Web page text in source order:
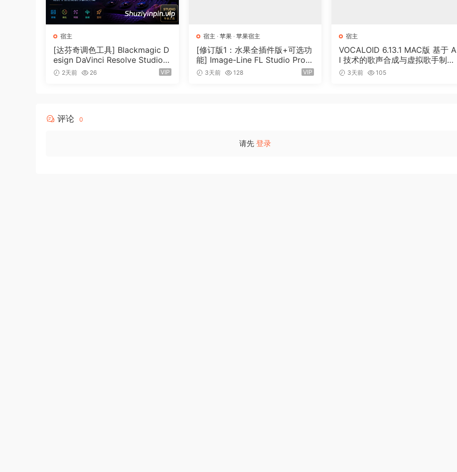
宿主
[达芬奇调色工具] Blackmagic D
esign DaVinci Resolve Studio 2
1.0.4 Build 5 x64-R2R [WiN]
2天前 26 VIP
宿主 · 苹果· 苹果宿主
[修订版1：水果全插件版+可选功
能] Image-Line FL Studio Prod
ucer Edition v26.1.3.5336 (All P
3天前 128 VIP
宿主
VOCALOID 6.13.1 MAC版 基于 A
I 技术的歌声合成与虚拟歌手制作
软件 52套音色
3天前 105
评论 0
请先 登录